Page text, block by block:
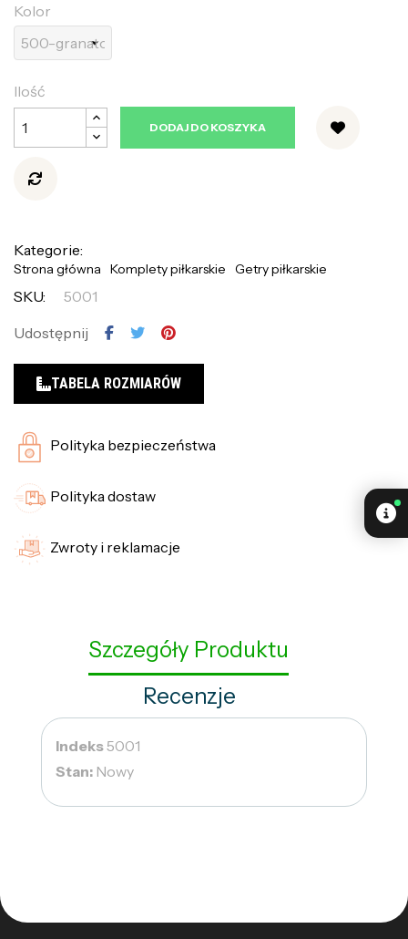
Kolor
Ilość
DODAJ DO KOSZYKA
Kategorie:
Strona główna Komplety piłkarskie Getry piłkarskie
SKU:
5001
Udostępnij
TABELA ROZMIARÓW
Polityka bezpieczeństwa
Polityka dostaw
Zwroty i reklamacje
Szczegóły Produktu
Recenzje
Indeks5001
Stan: Nowy